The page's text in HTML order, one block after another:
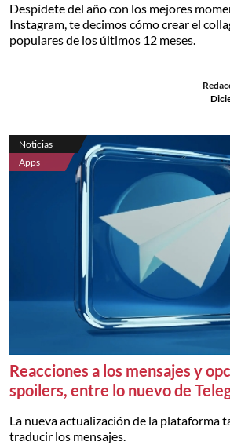
Despídete del año con los mejores
Instagram, te decimos cómo crear el
populares de los últimos 12 meses.
Noticias
Apps
Reacciones a los mensajes y
spoilers, entre lo nuevo de
La nueva actualización de la plataforma
traducir los mensajes.